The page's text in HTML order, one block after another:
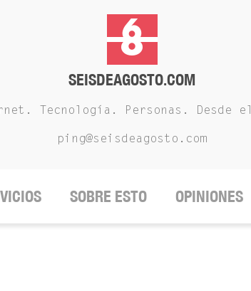
SEISDEAGOSTO.COM
Tecnología. Personas. Desde
ping@seisdeagosto.com
SOBRE ESTO OPINIONES